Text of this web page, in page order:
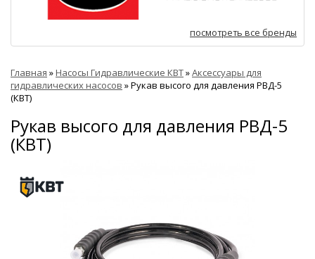
посмотреть все бренды
Главная »Насосы Гидравлические КВТ»Аксессуары для
гидравлических насосов »Рукав высого для давления РВД-5
(КВТ)
Рукав высого для давления РВД-5
(КВТ)